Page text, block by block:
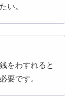
い。
をわすれると
要です。